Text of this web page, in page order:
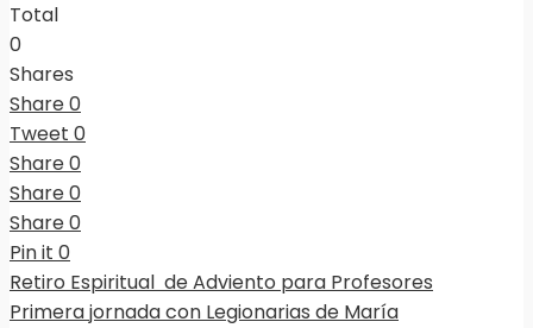
Total
0
Shares
Share0
Tweet 0
Share0
Share0
Share0
Pin it 0
Retiro Espiritual de Adviento para Profesores
Primera jornada con Legionarias de María